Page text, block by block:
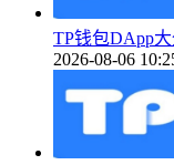
TP钱包DApp
2026-08-06